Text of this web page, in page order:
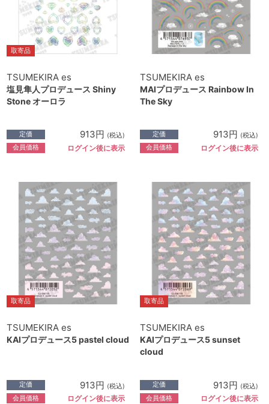
取寄品
TSUMEKIRA es
塩見隼人プロデュース Shiny
Stone オーロラ
定価 913円 (税込)
会員価格 ログイン後に表示
TSUMEKIRA es
MAIプロデュース Rainbow In
The Sky
定価 913円 (税込)
会員価格 ログイン後に表示
取寄品
TSUMEKIRA es
KAIプロデュース5 pastel cloud
定価 913円 (税込)
会員価格 ログイン後に表示
取寄品
TSUMEKIRA es
KAIプロデュース5 sunset
cloud
定価 913円 (税込)
会員価格 ログイン後に表示